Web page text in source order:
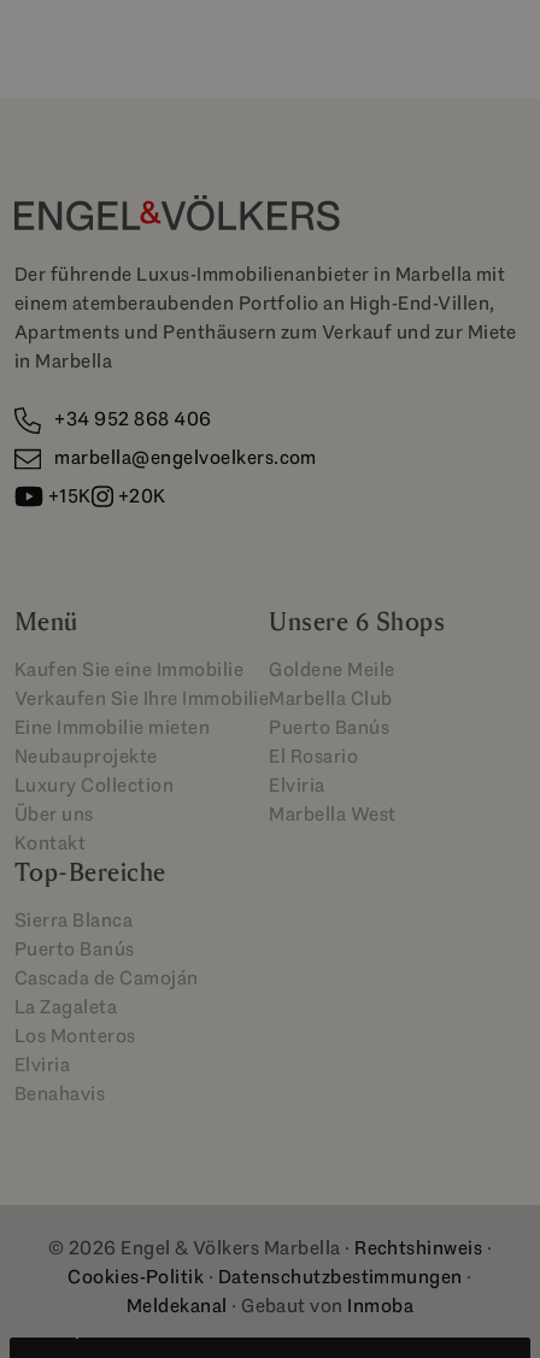
Der führende Luxus-Immobilienanbieter in Marbella mit
einem atemberaubenden Portfolio an High-End-Villen,
Apartments und Penthäusern zum Verkauf und zur Miete
in Marbella
+34 952 868 406
marbella@engelvoelkers.com
+15K
+20K
Menü
Kaufen Sie eine Immobilie
Verkaufen Sie Ihre Immobilie
Eine Immobilie mieten
Neubauprojekte
Luxury Collection
Über uns
Kontakt
Unsere 6 Shops
Goldene Meile
Marbella Club
Puerto Banús
El Rosario
Elviria
Marbella West
Top-Bereiche
Sierra Blanca
Puerto Banús
Cascada de Camoján
La Zagaleta
Los Monteros
Elviria
Benahavis
© 2026 Engel & Völkers Marbella · Rechtshinweis ·
Cookies-Politik · Datenschutzbestimmungen ·
Meldekanal · Gebaut von Inmoba